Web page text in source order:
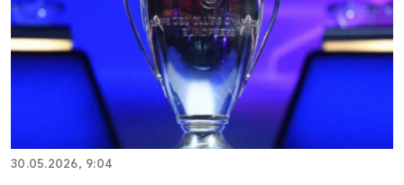
30.05.2026, 9:04